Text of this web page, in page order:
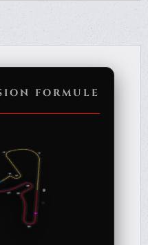
FORMULE